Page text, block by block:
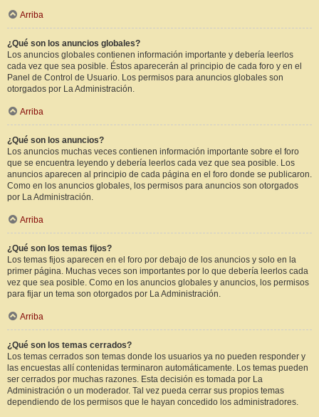
Arriba
¿Qué son los anuncios globales?
Los anuncios globales contienen información importante y debería leerlos
cada vez que sea posible. Éstos aparecerán al principio de cada foro y en el
Panel de Control de Usuario. Los permisos para anuncios globales son
otorgados por La Administración.
Arriba
¿Qué son los anuncios?
Los anuncios muchas veces contienen información importante sobre el foro
que se encuentra leyendo y debería leerlos cada vez que sea posible. Los
anuncios aparecen al principio de cada página en el foro donde se publicaron.
Como en los anuncios globales, los permisos para anuncios son otorgados
por La Administración.
Arriba
¿Qué son los temas fijos?
Los temas fijos aparecen en el foro por debajo de los anuncios y solo en la
primer página. Muchas veces son importantes por lo que debería leerlos cada
vez que sea posible. Como en los anuncios globales y anuncios, los permisos
para fijar un tema son otorgados por La Administración.
Arriba
¿Qué son los temas cerrados?
Los temas cerrados son temas donde los usuarios ya no pueden responder y
las encuestas allí contenidas terminaron automáticamente. Los temas pueden
ser cerrados por muchas razones. Esta decisión es tomada por La
Administración o un moderador. Tal vez pueda cerrar sus propios temas
dependiendo de los permisos que le hayan concedido los administradores.